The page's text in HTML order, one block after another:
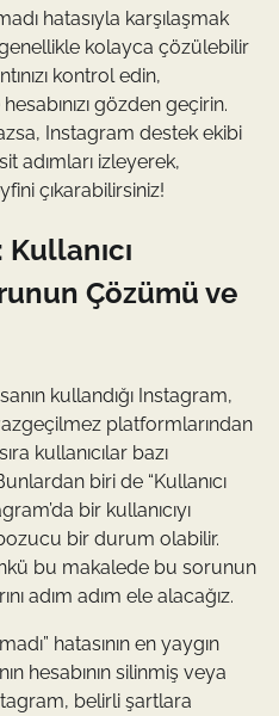
hatasıyla karşılaşmak
kolayca çözülebilir
kontrol edin,
gözden geçirin.
Instagram destek ekibi
adımları izleyerek,
çıkarabilirsiniz!
Çözümü ve
kullandığı Instagram,
platformlarından
kullanıcılar bazı
biri de “Kullanıcı
bir kullanıcıyı
bir durum olabilir.
bu makalede bu sorunun
adım adım ele alacağız.
hatasının en yaygın
hesabının silinmiş veya
belirli şartlara